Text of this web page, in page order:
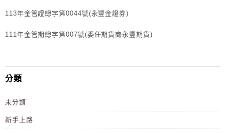
113年金管證總字第0044號(永豐金證券)
111年金管期總字第007號(委任期貨商永豐期貨)
分類
未分類
新手上路